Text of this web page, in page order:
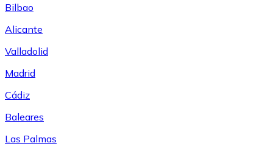
Bilbao
Alicante
Valladolid
Madrid
Cádiz
Baleares
Las Palmas